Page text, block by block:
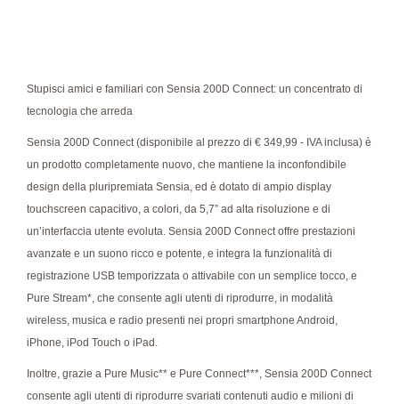
Stupisci amici e familiari con Sensia 200D Connect: un concentrato di
tecnologia che arreda
Sensia 200D Connect (disponibile al prezzo di € 349,99 - IVA inclusa) è
un prodotto completamente nuovo, che mantiene la inconfondibile
design della pluripremiata Sensia, ed è dotato di ampio display
touchscreen capacitivo, a colori, da 5,7” ad alta risoluzione e di
un’interfaccia utente evoluta. Sensia 200D Connect offre prestazioni
avanzate e un suono ricco e potente, e integra la funzionalità di
registrazione USB temporizzata o attivabile con un semplice tocco, e
Pure Stream*, che consente agli utenti di riprodurre, in modalità
wireless, musica e radio presenti nei propri smartphone Android,
iPhone, iPod Touch o iPad.
Inoltre, grazie a Pure Music** e Pure Connect***, Sensia 200D Connect
consente agli utenti di riprodurre svariati contenuti audio e milioni di